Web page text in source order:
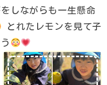
しながらも一生懸命
とれたレモンを見て子